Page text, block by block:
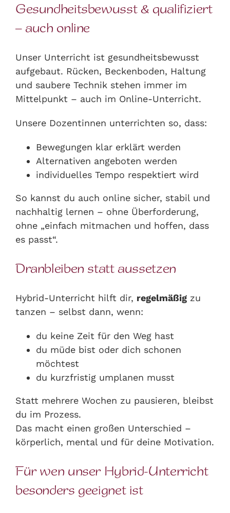
Gesundheitsbewusst & qualifiziert
– auch online
Unser Unterricht ist gesundheitsbewusst
aufgebaut. Rücken, Beckenboden, Haltung
und saubere Technik stehen immer im
Mittelpunkt – auch im Online-Unterricht.
Unsere Dozentinnen unterrichten so, dass:
Bewegungen klar erklärt werden
Alternativen angeboten werden
individuelles Tempo respektiert wird
So kannst du auch online sicher, stabil und
nachhaltig lernen – ohne Überforderung,
ohne „einfach mitmachen und hoffen, dass
es passt“.
Dranbleiben statt aussetzen
Hybrid-Unterricht hilft dir, regelmäßigzu
tanzen – selbst dann, wenn:
du keine Zeit für den Weg hast
du müde bist oder dich schonen
möchtest
du kurzfristig umplanen musst
Statt mehrere Wochen zu pausieren, bleibst
du im Prozess.
Das macht einen großen Unterschied –
körperlich, mental und für deine Motivation.
Für wen unser Hybrid-Unterricht
besonders geeignet ist